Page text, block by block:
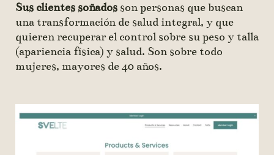
Sus clientes soñados son personas que buscan
una transformación de salud integral, y que
quieren recuperar el control sobre su peso y talla
(apariencia física) y salud. Son sobre todo
mujeres, mayores de 40 años.